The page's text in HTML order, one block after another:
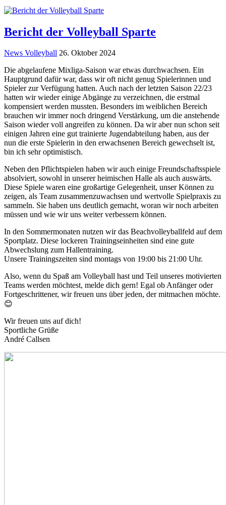
Bericht der Volleyball Sparte
News Volleyball 26. Oktober 2024
Die abgelaufene Mixliga-Saison war etwas durchwachsen. Ein
Hauptgrund dafür war, dass wir oft nicht genug Spielerinnen und
Spieler zur Verfügung hatten. Auch nach der letzten Saison 22/23
hatten wir wieder einige Abgänge zu verzeichnen, die erstmal
kompensiert werden mussten. Besonders im weiblichen Bereich
brauchen wir immer noch dringend Verstärkung, um die anstehende
Saison wieder voll angreifen zu können. Da wir aber nun schon seit
einigen Jahren eine gut trainierte Jugendabteilung haben, aus der
nun die erste Spielerin in den erwachsenen Bereich gewechselt ist,
bin ich sehr optimistisch.
Neben den Pflichtspielen haben wir auch einige Freundschaftsspiele
absolviert, sowohl in unserer heimischen Halle als auch auswärts.
Diese Spiele waren eine großartige Gelegenheit, unser Können zu
zeigen, als Team zusammenzuwachsen und wertvolle Spielpraxis zu
sammeln. Sie haben uns deutlich gemacht, woran wir noch arbeiten
müssen und wie wir uns weiter verbessern können.
In den Sommermonaten nutzen wir das Beachvolleyballfeld auf dem
Sportplatz. Diese lockeren Trainingseinheiten sind eine gute
Abwechslung zum Hallentraining.
Unsere Trainingszeiten sind montags von 19:00 bis 21:00 Uhr.
Also, wenn du Spaß am Volleyball hast und Teil unseres motivierten
Teams werden möchtest, melde dich gern! Egal ob Anfänger oder
Fortgeschrittener, wir freuen uns über jeden, der mitmachen möchte.
😊
Wir freuen uns auf dich!
Sportliche Grüße
André Callsen